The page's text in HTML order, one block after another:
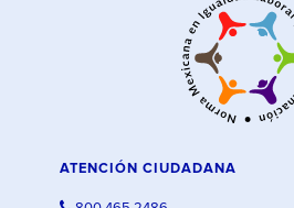
ATENCIÓN CIUDADANA